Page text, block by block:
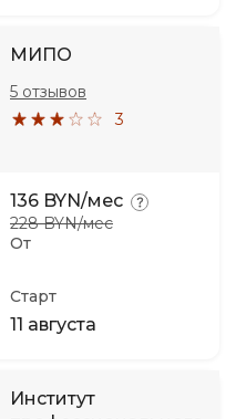
МИПО
3
5 отзывов
От
136 BYN/мес
228 BYN/мес
Старт
11 августа
Институт